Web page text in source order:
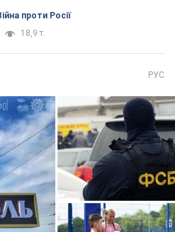
проти Росії
18,9 т.
РУС